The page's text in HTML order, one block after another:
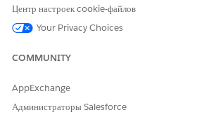
Выполняет ли это действие
один или несколько шаблонов
Обязательная настройка
Центр настроек cookie-файлов
Your Privacy Choices
COMMUNITY
AppExchange
Администраторы Salesforce